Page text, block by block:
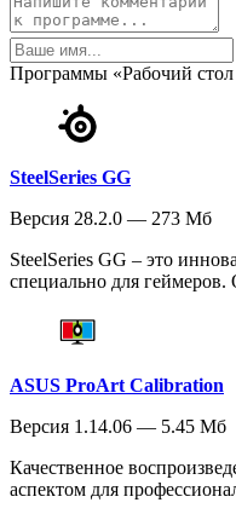
Программы «Рабочий
SteelSeries GG
Версия 28.2.0 — 273 Мб
SteelSeries GG – это
специально для геймеров.
ASUS ProArt Calibration
Версия 1.14.06 — 5.45 Мб
Качественное
аспектом для